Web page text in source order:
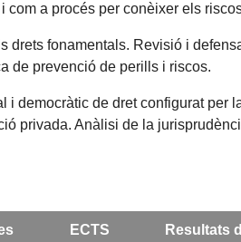
a procés per conèixer els
fonamentals. Revisió i
de prevenció de perills i riscos.
democràtic de dret configurat
privada. Anàlisi de la
ECTS Resultats